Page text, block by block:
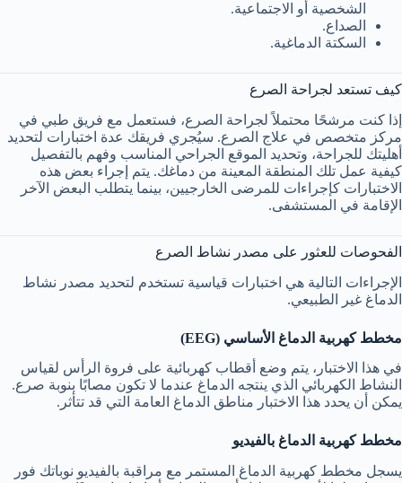
الشخصية أو الاجتماعية.
الصداع.
السكتة الدماغية.
كيف تستعد لجراحة الصرع
إذا كنت مرشحًا محتملاً لجراحة الصرع، فستعمل مع فريق طبي في
مركز متخصص في علاج الصرع. سيُجري فريقك عدة اختبارات لتحديد
أهليتك للجراحة، وتحديد الموقع الجراحي المناسب وفهم بالتفصيل
كيفية عمل تلك المنطقة المعينة من دماغك. يتم إجراء بعض هذه
الاختبارات كإجراءات للمرضى الخارجيين، بينما يتطلب البعض الآخر
الإقامة في المستشفى.
الفحوصات للعثور على مصدر نشاط الصرع
الإجراءات التالية هي اختبارات قياسية تستخدم لتحديد مصدر نشاط
الدماغ غير الطبيعي.
مخطط كهربية الدماغ الأساسي (EEG)
في هذا الاختبار، يتم وضع أقطاب كهربائية على فروة الرأس لقياس
النشاط الكهربائي الذي ينتجه الدماغ عندما لا تكون مصابًا بنوبة صرع.
يمكن أن يحدد هذا الاختبار مناطق الدماغ العامة التي قد تتأثر.
مخطط كهربية الدماغ بالفيديو
يسجل مخطط كهربية الدماغ المستمر مع مراقبة بالفيديو نوباتك فور